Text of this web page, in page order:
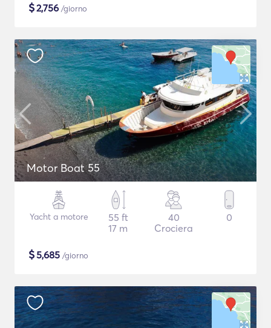
$2,756 /giorno
Motor Boat 55
Yacht a motore
55 ft
17 m
40
Crociera
0
$5,685 /giorno